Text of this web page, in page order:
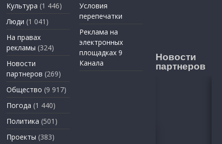
Культура (1 446)
Люди (1 041)
На правах
рекламы (324)
Новости
партнеров (269)
Общество (9 917)
Погода (1 440)
Политика (501)
Проекты (383)
Условия
перепечатки
Реклама на
электронных
площадках 9
Канала
Новости
партнеров